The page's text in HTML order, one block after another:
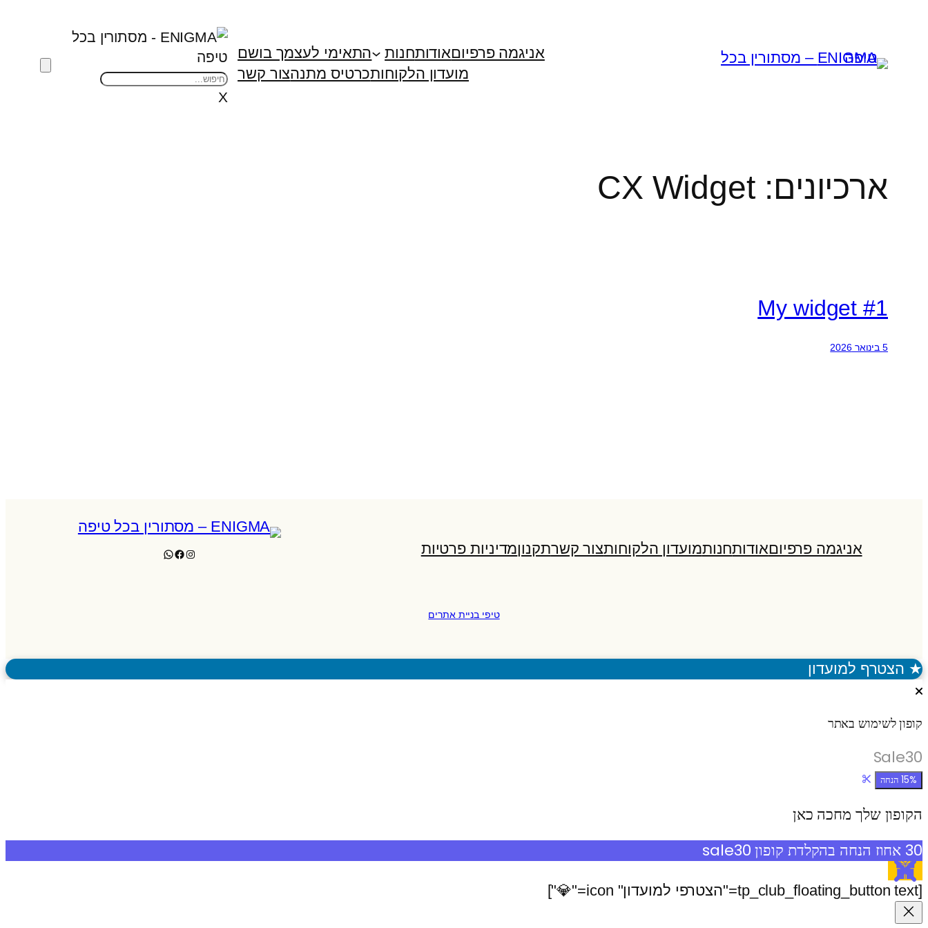
אניגמה פרפיוםאודותחנות
התאימי לעצמך בושם
מועדון הלקוחותכרטיס מתנהצור קשר
X
ארכיונים: CX Widget
My widget #1
5 בינואר 2026
אניגמה פרפיוםאודותחנותמועדון הלקוחותצור קשרתקנוןמדיניות פרטיות Instagram
Facebook
WhatsApp
טיפי בניית אתרים
★ הצטרף למועדון
קופון לשימוש באתר
Sale30
15% הנחה
הקופון שלך מחכה כאן
30 אחוז הנחה בהקלדת קופון sale30
[tp_club_floating_button text="הצטרפי למועדון" icon="💎"]